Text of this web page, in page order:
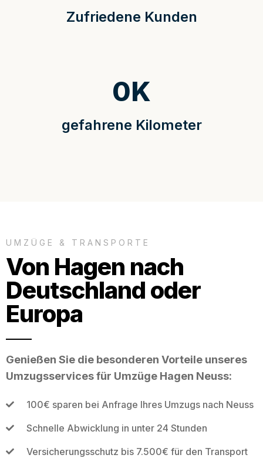
Zufriedene Kunden
gefahrene Kilometer
0K
UMZÜGE & TRANSPORTE
Von Hagen nach
Deutschland oder
Europa
Genießen Sie die besonderen Vorteile unseres
Umzugsservices für Umzüge Hagen Neuss:
100€ sparen bei Anfrage Ihres Umzugs nach Neuss
Schnelle Abwicklung in unter 24 Stunden
Versicherungsschutz bis 7.500€ für den Transport